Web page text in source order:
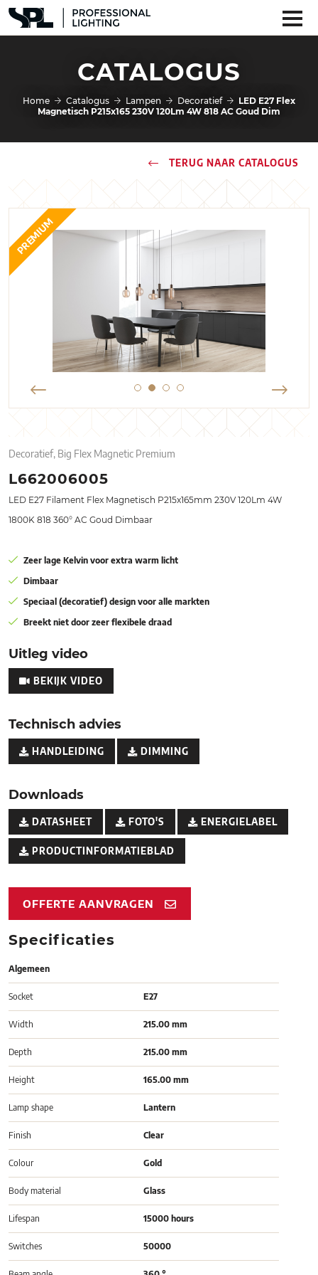
CATALOGUS
Home Catalogus Lampen Decoratief
LED E27 Flex
Magnetisch P215x165 230V 120Lm 4W 818 AC Goud Dim
TERUG NAAR CATALOGUS
PREMIUM
Decoratief, Big Flex Magnetic Premium
L662006005
LED E27 Filament Flex Magnetisch P215x165mm 230V 120Lm 4W
1800K 818 360° AC Goud Dimbaar
Zeer lage Kelvin voor extra warm licht
Dimbaar
Speciaal (decoratief) design voor alle markten
Breekt niet door zeer flexibele draad
Uitleg video
BEKIJK VIDEO
Technisch advies
HANDLEIDING DIMMING
Downloads
DATASHEET FOTO'S ENERGIELABEL
PRODUCTINFORMATIEBLAD
OFFERTE AANVRAGEN
Specificaties
Algemeen
Socket E27
Width 215.00 mm
Depth 215.00 mm
Height 165.00 mm
Lamp shape Lantern
Finish Clear
Colour Gold
Body material Glass
Lifespan 15000 hours
Switches 50000